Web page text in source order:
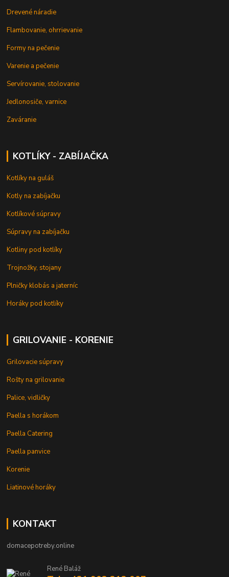
Drevené náradie
Flambovanie, ohrrievanie
Formy na pečenie
Varenie a pečenie
Servírovanie, stolovanie
Jedlonosiče, varnice
Zaváranie
KOTLÍKY - ZABÍJAČKA
Kotlíky na guláš
Kotly na zabíjačku
Kotlíkové súpravy
Súpravy na zabíjačku
Kotliny pod kotlíky
Trojnožky, stojany
Plničky klobás a jaterníc
Horáky pod kotlíky
GRILOVANIE - KORENIE
Grilovacie súpravy
Rošty na grilovanie
Palice, vidličky
Paella s horákom
Paella Catering
Paella panvice
Korenie
Liatinové horáky
KONTAKT
domacepotreby.online
René Baláž